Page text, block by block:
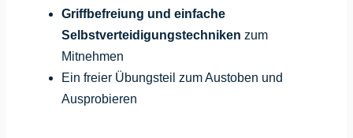
Griffbefreiung und einfache
Selbstverteidigungstechniken zum
Mitnehmen
Ein freier Übungsteil zum Austoben und
Ausprobieren